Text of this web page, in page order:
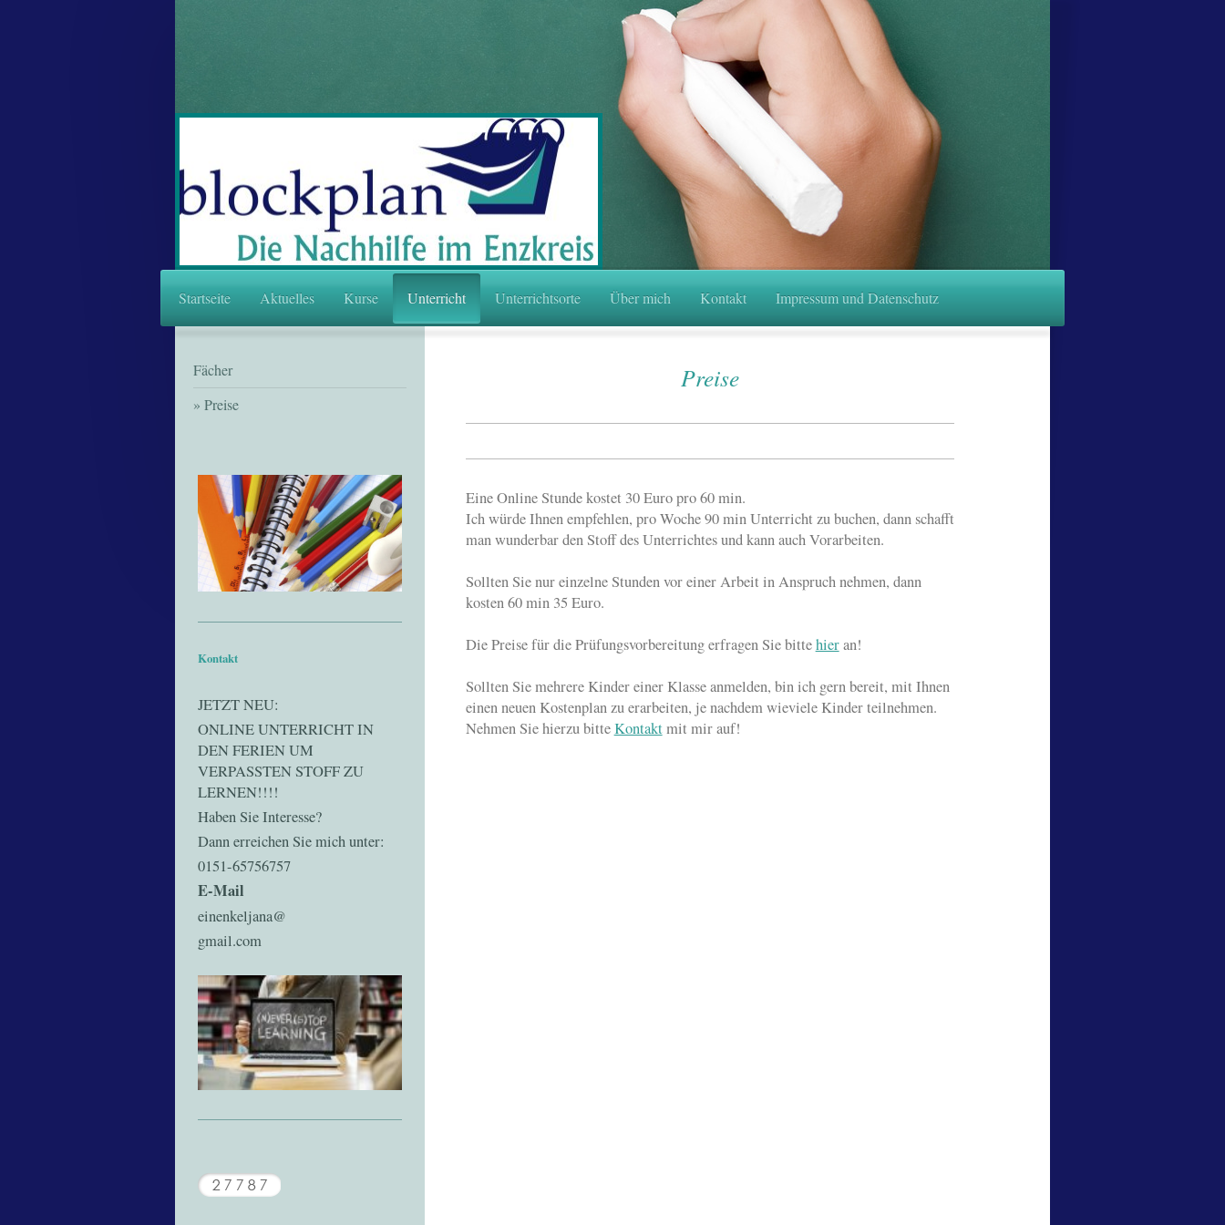
Startseite Aktuelles Kurse Unterricht Unterrichtsorte Über mich Kontakt Impressum und Datenschutz
Preise
Eine Online Stunde kostet 30 Euro pro 60 min.
Ich würde Ihnen empfehlen, pro Woche 90 min Unterricht zu buchen, dann schafft
man wunderbar den Stoff des Unterrichtes und kann auch Vorarbeiten.
Sollten Sie nur einzelne Stunden vor einer Arbeit in Anspruch nehmen, dann
kosten 60 min 35 Euro.
Die Preise für die Prüfungsvorbereitung erfragen Sie bittehieran!
Sollten Sie mehrere Kinder einer Klasse anmelden, bin ich gern bereit, mit Ihnen
einen neuen Kostenplan zu erarbeiten, je nachdem wieviele Kinder teilnehmen.
Nehmen Sie hierzu bitteKontaktmit mir auf!
Fächer
Preise
Kontakt
JETZT NEU:
ONLINE UNTERRICHT IN
DEN FERIEN UM
VERPASSTEN STOFF ZU
LERNEN!!!!
Haben Sie Interesse?
Dann erreichen Sie mich unter:
0151-65756757
E-Mail
einenkeljana@
gmail.com